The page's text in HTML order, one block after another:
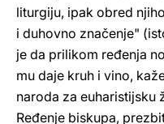
liturgiju, ipak obred
i duhovno značenje"
je da prilikom ređenja
mu daje kruh i vino,
naroda za euharistijsku
Ređenje biskupa,